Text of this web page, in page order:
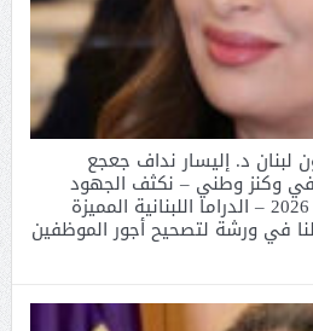
لبنان د. إليسار نداف جعجع
وكنز وطني – نكثف الجهود
لنقل مباريات كأس العالم 2026 – الدراما اللبنانية المميزة
في ورشة لتصحيح أجور الموظفين